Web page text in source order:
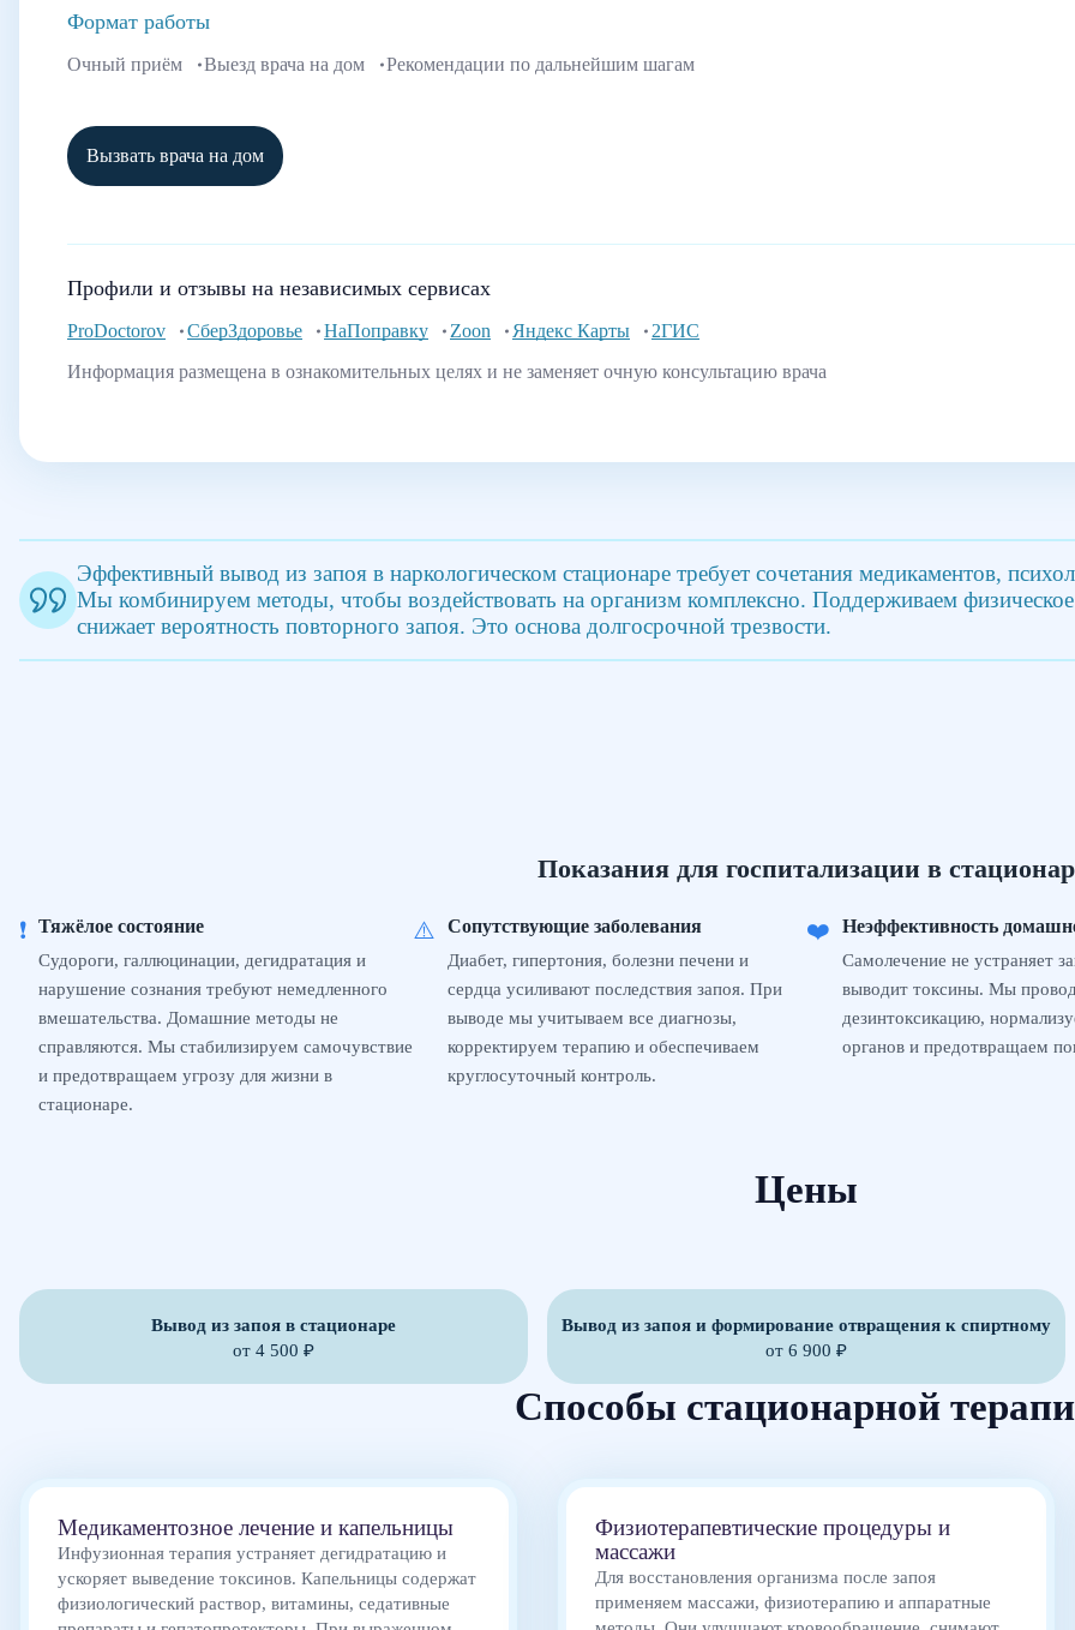
Формат работы
Очный приём Выезд врача на дом Рекомендации по дальнейшим шагам
Вызвать врача на дом
Профили и отзывы на независимых сервисах
ProDoctorov СберЗдоровье НаПоправку Zoon Яндекс Карты
2ГИС
Информация размещена в ознакомительных целях и не заменяет очную консультацию врача
Эффективный вывод из запоя в наркологическом стационаре требует сочетания медикаментов,
Мы комбинируем методы, чтобы воздействовать на организм комплексно. Поддерживаем физическое
снижает вероятность повторного запоя. Это основа долгосрочной трезвости.
Показания для госпитализации в стационар
❗ Тяжёлое состояние
Судороги, галлюцинации, дегидратация и
нарушение сознания требуют немедленного
вмешательства. Домашние методы не
справляются. Мы стабилизируем самочувствие
и предотвращаем угрозу для жизни в
стационаре.
⚠️ Сопутствующие заболевания
Диабет, гипертония, болезни печени и
сердца усиливают последствия запоя. При
выводе мы учитываем все диагнозы,
корректируем терапию и обеспечиваем
круглосуточный контроль.
❤️ Неэффективность
Самолечение не устраняет
выводит токсины. Мы
дезинтоксикацию,
органов и предотвращаем
Цены
Вывод из запоя в стационаре
от 4 500 ₽
Вывод из запоя и формирование отвращения к спиртному
от 6 900 ₽
Способы стационарной
Медикаментозное лечение и капельницы
Инфузионная терапия устраняет дегидратацию и
ускоряет выведение токсинов. Капельницы содержат
физиологический раствор, витамины, седативные
Физиотерапевтические процедуры и
массажи
Для восстановления организма после запоя
применяем массажи, физиотерапию и аппаратные